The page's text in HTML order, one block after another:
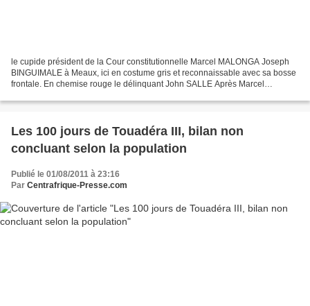
le cupide président de la Cour constitutionnelle Marcel MALONGA Joseph
BINGUIMALE à Meaux, ici en costume gris et reconnaissable avec sa bosse
frontale. En chemise rouge le délinquant John SALLE Après Marcel
Les 100 jours de Touadéra III, bilan non
concluant selon la population
Publié le 01/08/2011 à 23:16
Par Centrafrique-Presse.com